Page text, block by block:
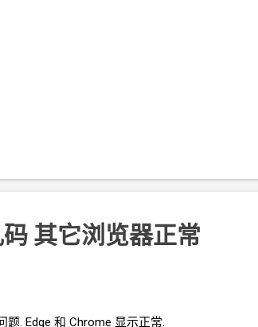
其它浏览器正常
. Edge 和 Chrome 显示正常.